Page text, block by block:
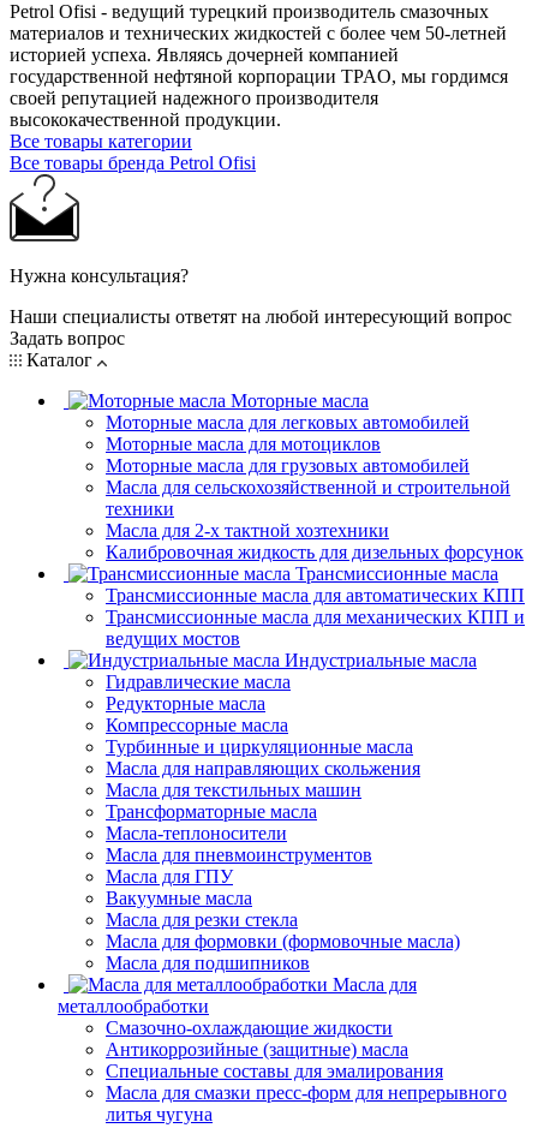
Petrol Ofisi - ведущий турецкий производитель смазочных
материалов и технических жидкостей с более чем 50-летней
историей успеха. Являясь дочерней компанией
государственной нефтяной корпорации TPAO, мы гордимся
своей репутацией надежного производителя
высококачественной продукции.
Все товары категории
Все товары бренда Petrol Ofisi
Нужна консультация?
Наши специалисты ответят на любой интересующий вопрос
Задать вопрос
Каталог
Моторные масла
Моторные масла для легковых автомобилей
Моторные масла для мотоциклов
Моторные масла для грузовых автомобилей
Масла для сельскохозяйственной и строительной
техники
Масла для 2-х тактной хозтехники
Калибровочная жидкость для дизельных форсунок
Трансмиссионные масла
Трансмиссионные масла для автоматических КПП
Трансмиссионные масла для механических КПП и
ведущих мостов
Индустриальные масла
Гидравлические масла
Редукторные масла
Компрессорные масла
Турбинные и циркуляционные масла
Масла для направляющих скольжения
Масла для текстильных машин
Трансформаторные масла
Масла-теплоносители
Масла для пневмоинструментов
Масла для ГПУ
Вакуумные масла
Масла для резки стекла
Масла для формовки (формовочные масла)
Масла для подшипников
Масла для
металлообработки
Смазочно-охлаждающие жидкости
Антикоррозийные (защитные) масла
Специальные составы для эмалирования
Масла для смазки пресс-форм для непрерывного
литья чугуна